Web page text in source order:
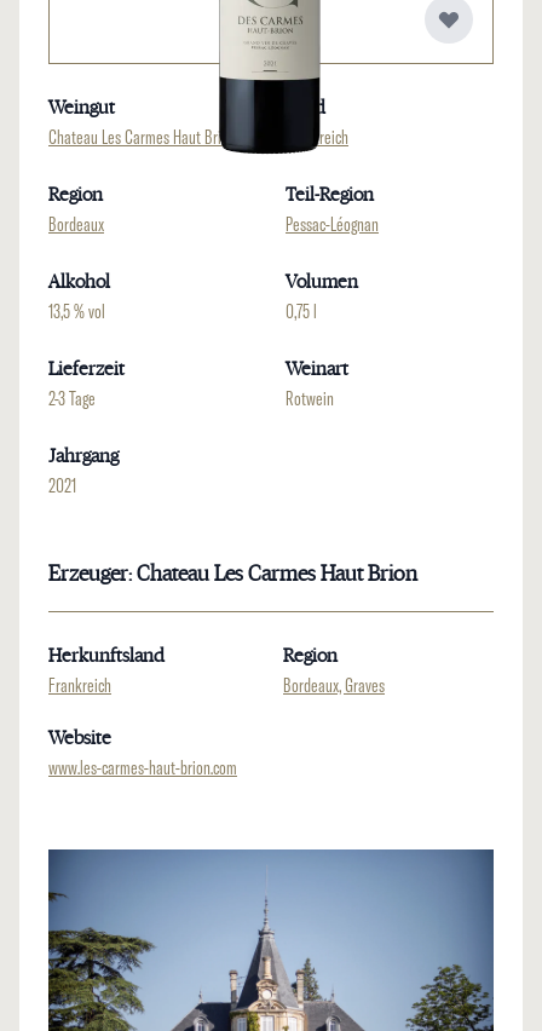
Weingut
Chateau Les Carmes Haut Brion
Land
Frankreich
Region
Bordeaux
Teil-Region
Pessac-Léognan
Alkohol
13,5 % vol
Volumen
0,75 l
Lieferzeit
2-3 Tage
Weinart
Rotwein
Jahrgang
2021
Erzeuger: Chateau Les Carmes Haut Brion
Herkunftsland
Frankreich
Region
Bordeaux, Graves
Website
www.les-carmes-haut-brion.com